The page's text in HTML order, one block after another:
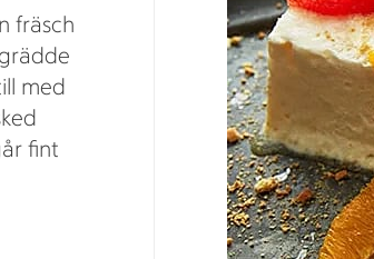
fräsch
med
fint